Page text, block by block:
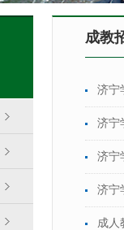
成教
济宁
济宁
济宁
济宁
成人